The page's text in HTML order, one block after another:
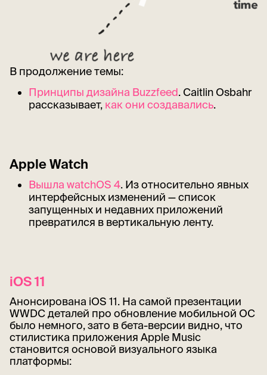
В продолжение темы:
Принципы дизайна Buzzfeed. Caitlin Osbahr
рассказывает, как они создавались.
Apple Watch
Вышла watchOS 4. Из относительно явных
интерфейсных изменений — список
запущенных и недавних приложений
превратился в вертикальную ленту.
iOS 11
Анонсирована iOS 11. На самой презентации
WWDC деталей про обновление мобильной ОС
было немного, зато в бета-версии видно, что
стилистика приложения Apple Music
становится основой визуального языка
платформы: